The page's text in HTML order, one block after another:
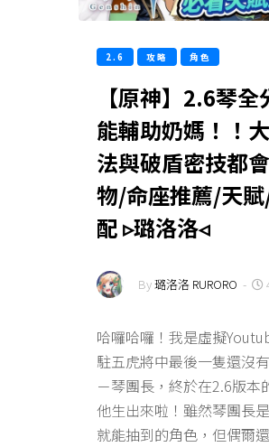
2.6 攻略 角色
【原神】2.6琴全
能輔助奶媽！！
法與破盾密技都
物/命座推薦/天
配 ▹璐洛洛◃
By璐洛洛 RURORO -
哈囉哈囉！我是虛擬
駐五虎將中最後一隻還沒
－琴團長，終於在2.6版本
他生出來啦！雖然琴團長
就能抽到的角色，但偶爾